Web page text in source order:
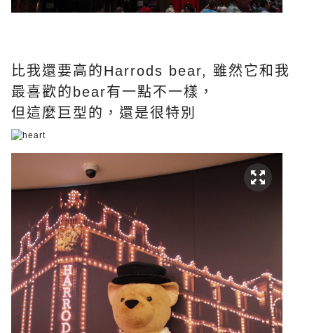
比我還要高的Harrods bear, 雖然它和我
最喜歡的bear有一點不一樣，
但這麼巨型的，還是很特別